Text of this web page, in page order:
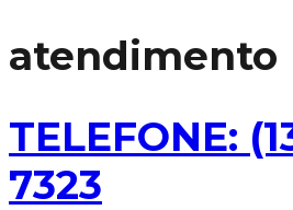
atendimento
TELEFONE:
7323